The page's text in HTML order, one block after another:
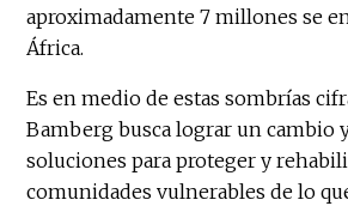
aproximadamente 7 millones se
África.
Es en medio de estas sombrías
Bamberg busca lograr un cambio
soluciones para proteger y
comunidades vulnerables de lo